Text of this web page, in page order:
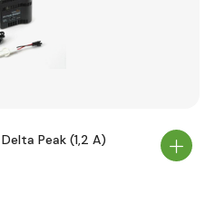
Peak (1,2 A)